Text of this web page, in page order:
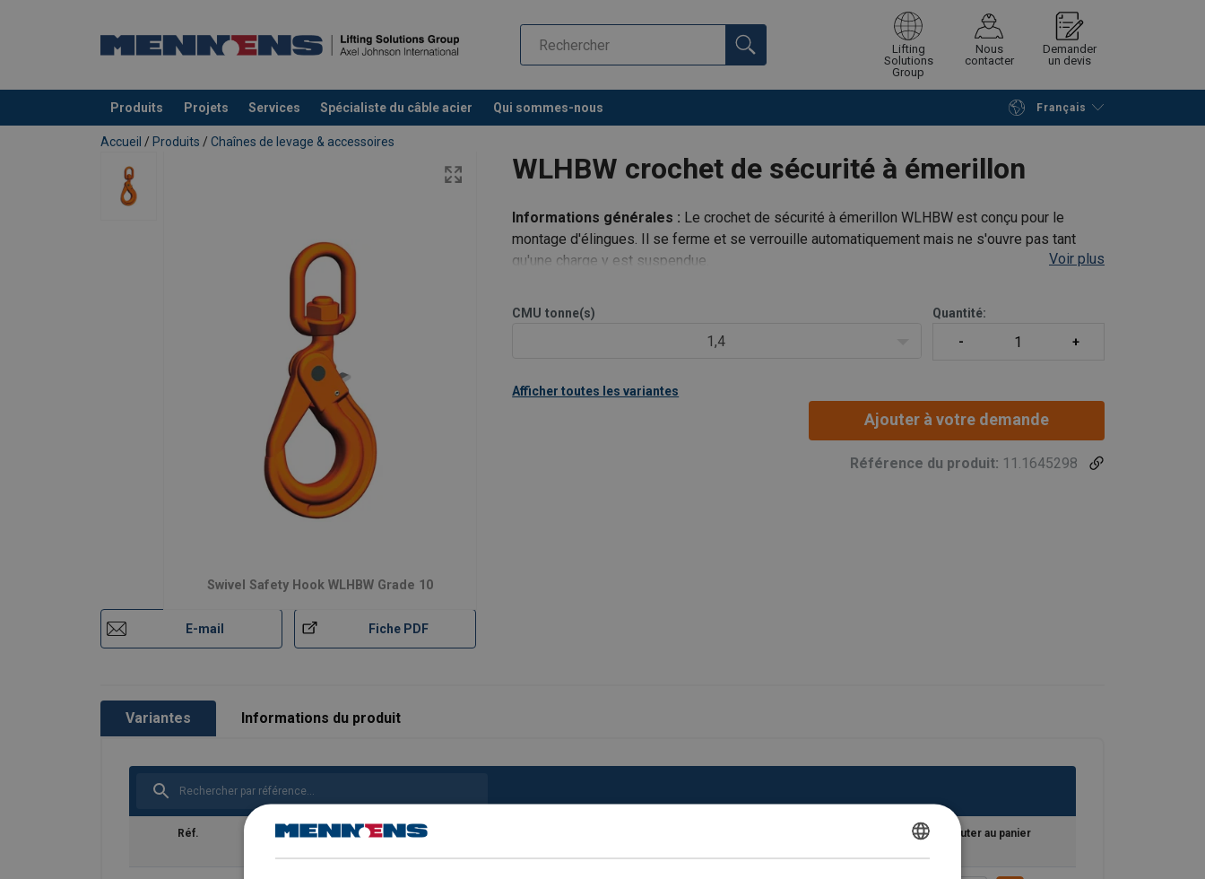
Lifting
Solutions
Group
Nous
contacter
Demander
un devis
Produits Projets Services Spécialiste du câble acier Qui sommes-nous Français
Ajouté au panier Poursuivre Envoyer demande
Accueil / Produits / Chaînes de levage & accessoires
WLHBW crochet de sécurité à émerillon
Swivel Safety Hook WLHBW Grade 10
E-mail Fiche PDF
Informations générales : Le crochet de sécurité à émerillon WLHBW est conçu pour le
montage d'élingues. Il se ferme et se verrouille automatiquement mais ne s'ouvre pas tant
qu'une charge y est suspendue.
Voir plus
CMU tonne(s)
1,4
Quantité:
Afficher toutes les variantes
Ajouter à votre demande
Référence du produit: 11.1645298
Variantes Informations du produit
Réf. Code
CMU
Ajouter au panier
Plage de température d'utilisation:
Coefficient de sécurité:
DUTCH